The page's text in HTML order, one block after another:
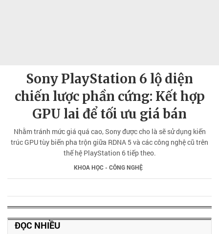
Sony PlayStation 6 lộ diện
chiến lược phần cứng: Kết hợp
GPU lai để tối ưu giá bán
Nhằm tránh mức giá quá cao, Sony được cho là sẽ sử dụng kiến
trúc GPU tùy biến pha trộn giữa RDNA 5 và các công nghệ cũ trên
thế hệ PlayStation 6 tiếp theo.
KHOA HỌC - CÔNG NGHỆ
ĐỌC NHIỀU